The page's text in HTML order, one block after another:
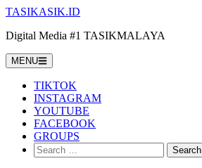
Skip
content
TASIKASIK.ID
Digital Media #1 TASIKMALAYA
MENU
TIKTOK
INSTAGRAM
YOUTUBE
FACEBOOK
GROUPS
Search
for: